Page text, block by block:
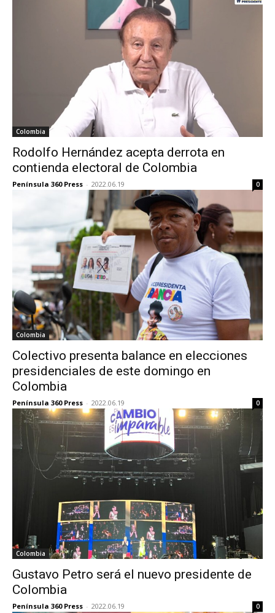
Colombia
Rodolfo Hernández acepta derrota en
contienda electoral de Colombia
Península 360 Press - 2022.06.19 0
Colombia
Colectivo presenta balance en elecciones
presidenciales de este domingo en
Colombia
Península 360 Press - 2022.06.19 0
Colombia
Gustavo Petro será el nuevo presidente de
Colombia
Península 360 Press - 2022.06.19 0